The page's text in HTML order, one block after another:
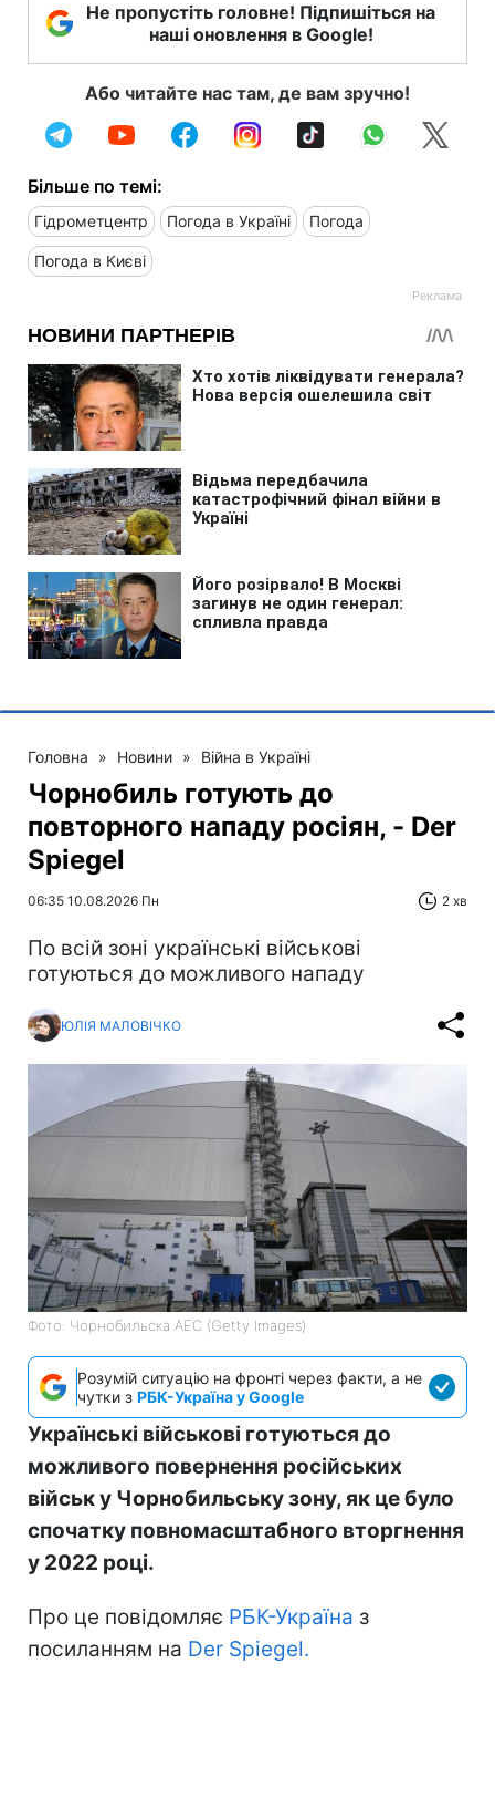
Не пропустіть головне! Підпишіться на
наші оновлення в Google!
Або читайте нас там, де вам зручно!
Більше по темі:
Гідрометцентр Погода в Україні Погода
Погода в Києві
Головна » Новини » Війна в Україні
Чорнобиль готують до
повторного нападу росіян, - Der
Spiegel
06:35 10.08.2026 Пн 2 хв
По всій зоні українські військові
готуються до можливого нападу
ЮЛІЯ МАЛОВІЧКО
Фото: Чорнобильска АЕС (Getty Images)
Розумій ситуацію на фронті через факти, а не
чутки з РБК-Україна у Google
Українські військові готуються до
можливого повернення російських
військ у Чорнобильську зону, як це було
спочатку повномасштабного вторгнення
у 2022 році.
Про це повідомляє РБК-Україна з
посиланням на Der Spiegel.